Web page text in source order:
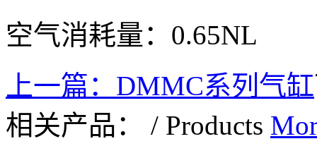
空气消耗量：0.65NL
上一篇： DMMC系列气缸
相关产品：
/ Products